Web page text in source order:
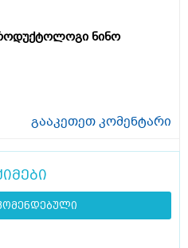
ნინო
გააკეთეთ კომენტარი